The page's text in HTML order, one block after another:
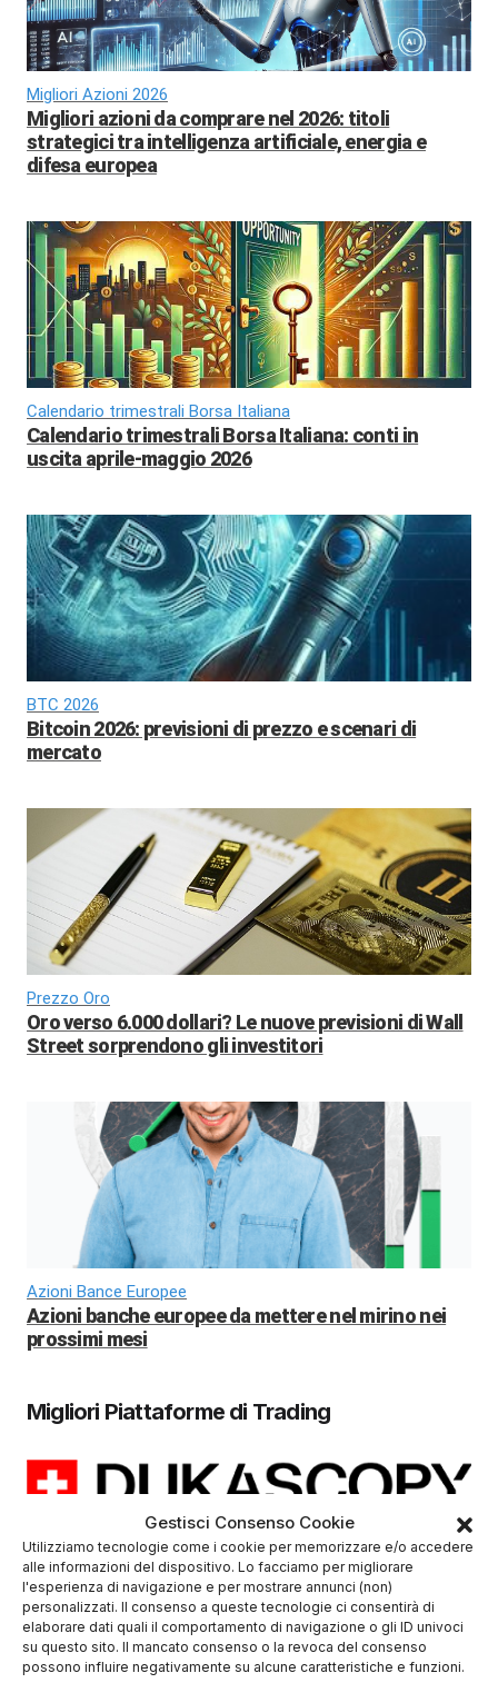
Gestisci Consenso Cookie
Utilizziamo tecnologie come i cookie per memorizzare e/o accedere
alle informazioni del dispositivo. Lo facciamo per migliorare
l'esperienza di navigazione e per mostrare annunci (non)
personalizzati. Il consenso a queste tecnologie ci consentirà di
elaborare dati quali il comportamento di navigazione o gli ID univoci
su questo sito. Il mancato consenso o la revoca del consenso
possono influire negativamente su alcune caratteristiche e funzioni.
Migliori Azioni 2026
Migliori azioni da comprare nel 2026: titoli
strategici tra intelligenza artificiale, energia e
difesa europea
Calendario trimestrali Borsa Italiana
Calendario trimestrali Borsa Italiana: conti in
uscita aprile-maggio 2026
BTC 2026
Bitcoin 2026: previsioni di prezzo e scenari di
mercato
Prezzo Oro
Oro verso 6.000 dollari? Le nuove previsioni di Wall
Street sorprendono gli investitori
Azioni Bance Europee
Azioni banche europee da mettere nel mirino nei
prossimi mesi
Migliori Piattaforme di Trading
✓ Sicurezza Gruppo Bancario Svizzero
Deposito minimo 100$
✔️ Broker regolamentato